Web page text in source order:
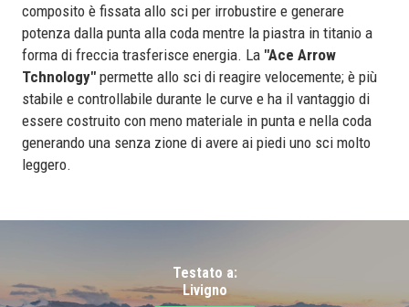
composito è fissata allo sci per irrobustire e generare
potenza dalla punta alla coda mentre la piastra in titanio a
forma di freccia trasferisce energia. La "Ace Arrow
Tchnology" permette allo sci di reagire velocemente; è più
stabile e controllabile durante le curve e ha il vantaggio di
essere costruito con meno materiale in punta e nella coda
generando una senza zione di avere ai piedi uno sci molto
leggero.
Testato a:
Livigno